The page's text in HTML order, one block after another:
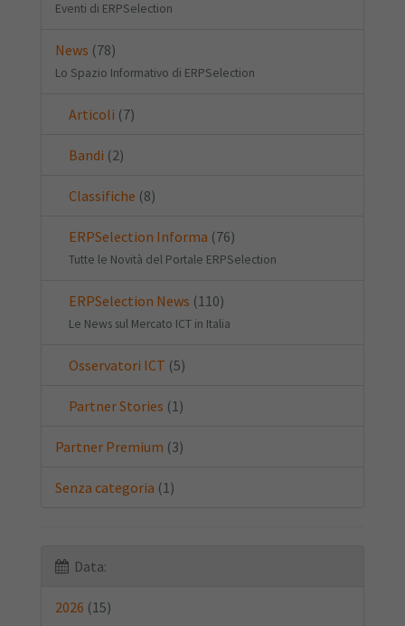
Eventi di ERPSelection
News (78)
Lo Spazio Informativo di ERPSelection
Articoli (7)
Bandi (2)
Classifiche (8)
ERPSelection Informa (76)
Tutte le Novità del Portale ERPSelection
ERPSelection News (110)
Le News sul Mercato ICT in Italia
Osservatori ICT (5)
Partner Stories (1)
Partner Premium (3)
Senza categoria (1)
Data:
2026 (15)